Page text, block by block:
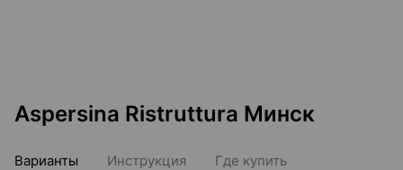
Aspersina Ristruttura Минск
Варианты Инструкция Где купить